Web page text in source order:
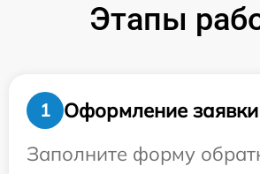
Этапы
1
Оформление заявки
Заполните форму